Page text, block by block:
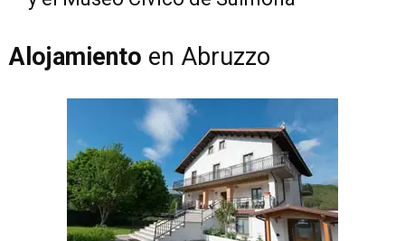
Alojamiento en Abruzzo